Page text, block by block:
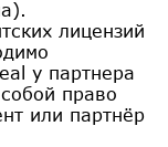
лицензий
у партнера
право
или партнёр